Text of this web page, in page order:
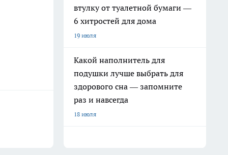
втулку от туалетной бумаги —
6 хитростей для дома
19 июля
Какой наполнитель для
подушки лучше выбрать для
здорового сна — запомните
раз и навсегда
18 июля